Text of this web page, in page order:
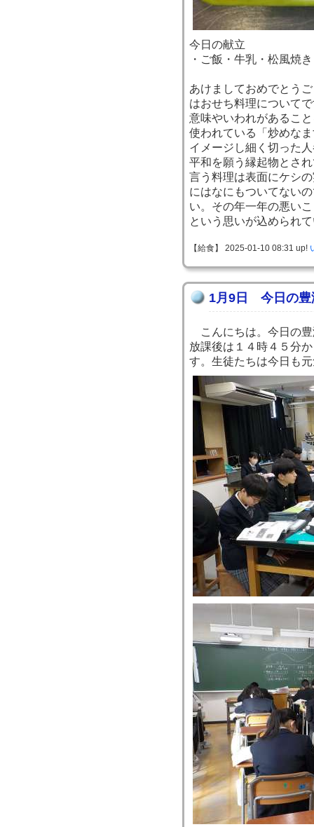
今日の献立
・ご飯・牛乳・松風焼
あけましておめでとう
はおせち料理について
意味やいわれがあるこ
使われている「炒めな
イメージし細く切った
平和を願う縁起物とさ
言う料理は表面にケシ
にはなにもついてない
い。その年一年の悪い
という思いが込められ
【給食】 2025-01-10 08:31 up!
1月9日 今日の豊
こんにちは。今日の豊
放課後は１４時４５分
す。生徒たちは今日も